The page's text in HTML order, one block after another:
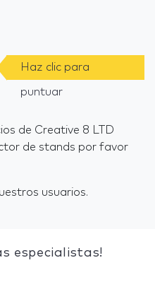
Haz clic para
puntuar
de Creative 8 LTD
de stands por favor
usuarios.
especialistas!